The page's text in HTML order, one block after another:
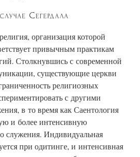
Сегердала
организация которой
привычным практикам
Столкнувшись с современной
существующие церкви
религиозных
с другими
в то время как Саентология
и более интенсивную
служения. Индивидуальная
при одитинге, и интенсивная